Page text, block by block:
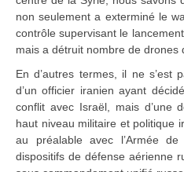
non seulement a exterminé le
contrôle supervisant le
mais a détruit nombre de drones
En d’autres termes, il ne s’est
d’un officier iranien ayant
conflit avec Israël, mais d’une
haut niveau militaire et politique
au préalable avec l’Armée
dispositifs de défense aérienne